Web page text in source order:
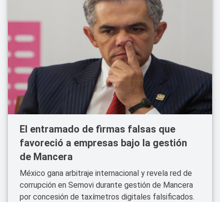
El entramado de firmas falsas que
favoreció a empresas bajo la gestión
de Mancera
México gana arbitraje internacional y revela red de
corrupción en Semovi durante gestión de Mancera
por concesión de taxímetros digitales falsificados.